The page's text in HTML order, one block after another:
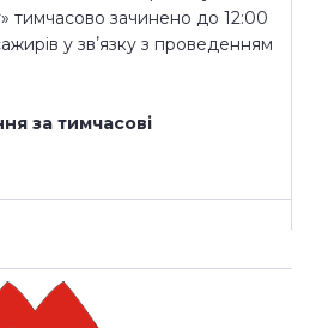
тимчасово зачинено до 12:00
у звʼязку з проведенням
за тимчасові